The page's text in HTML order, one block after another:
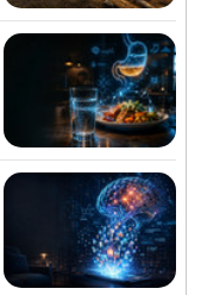
واگذاری امتیاز
مدیریت فوتبال
رکوردهای جهانی
تور جهانی تنیس
روسیه
گودرزی: برخی از
می‌باختیم/ ۵-۶ چهره خوب به کشتی ایران معرفی کردیم